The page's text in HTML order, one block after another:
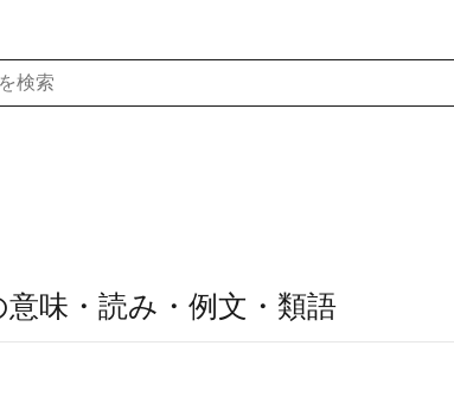
意味・読み・例文・類語